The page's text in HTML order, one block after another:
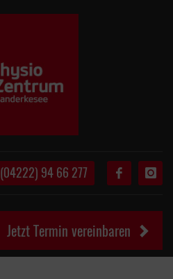
(04222) 94 66 277
Jetzt Termin vereinbaren